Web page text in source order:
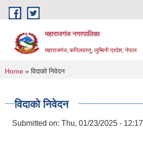
Skip to main content
महाराजगंज नगरपालिका
महाराजगंज, कपिलवस्तु, लुम्बिनी प्रदेश, नेपाल
You are here
Home » विदाको निवेदन
विदाको निवेदन
Submitted on: Thu, 01/23/2025 - 12:17